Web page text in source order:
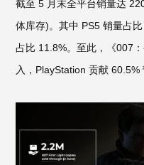
截至 5 月末全平台销量达
体库存)。其中 PS5 销量占
占比 11.8%。至此，《007
入，PlayStation 贡献 60.5%